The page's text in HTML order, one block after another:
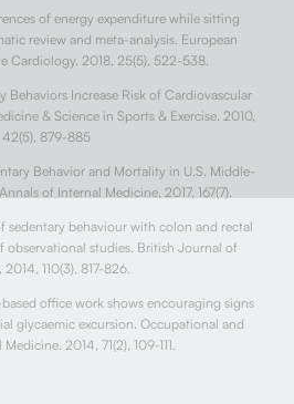
of energy expenditure while sitting
review and meta-analysis. European
Cardiology. 2018, 25(5), 522-538.
Behaviors Increase Risk of Cardiovascular
& Science in Sports & Exercise. 2010,
42(5), 879-885
Behavior and Mortality in U.S. Middle-
of Internal Medicine. 2017, 167(7).
sedentary behaviour with colon and rectal
observational studies. British Journal of
2014, 110(3), 817-826.
office work shows encouraging signs
glycaemic excursion. Occupational and
2014, 71(2), 109-111.